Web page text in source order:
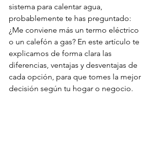
sistema para calentar agua,
probablemente te has preguntado:
¿Me conviene más un termo eléctrico
o un calefón a gas? En este artículo te
explicamos de forma clara las
diferencias, ventajas y desventajas de
cada opción, para que tomes la mejor
decisión según tu hogar o negocio.